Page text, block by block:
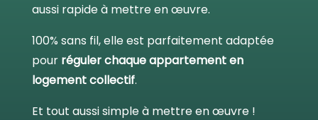
aussi rapide à mettre en œuvre.
100% sans fil, elle est parfaitement adaptée
pour réguler chaque appartement en
logement collectif.
Et tout aussi simple à mettre en œuvre !